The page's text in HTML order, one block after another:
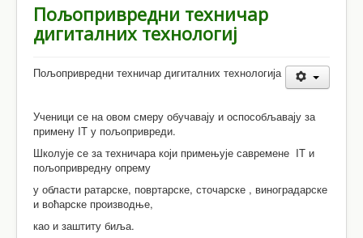
Пољопривредни техничар
дигиталних технологиј
Пољопривредни техничар дигиталних технологија
Ученици се на овом смеру обучавају и оспособљавају за
примену IT у пољопривреди.
Школује се за техничара који примењује савремене IT и
пољопривредну опрему
у области ратарске, повртарске, сточарске , виноградарске
и воћарске производње,
као и заштиту биља.